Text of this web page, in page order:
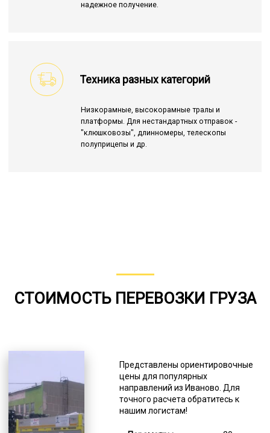
надежное получение.
Техника разных категорий
Низкорамные, высокорамные тралы и
платформы. Для нестандартных отправок -
"клюшковозы", длинномеры, телескопы
полуприцепы и др.
СТОИМОСТЬ ПЕРЕВОЗКИ ГРУЗА
Представлены ориентировочные
цены для популярных
направлений из Иваново. Для
точного расчета обратитесь к
нашим логистам!